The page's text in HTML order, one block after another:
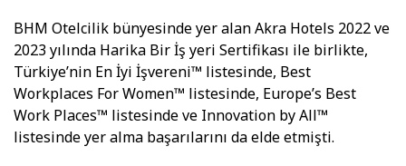
BHM Otelcilik bünyesinde yer alan Akra Hotels 2022 ve
2023 yılında Harika Bir İş yeri Sertifikası ile birlikte,
Türkiye’nin En İyi İşvereni™ listesinde, Best
Workplaces For Women™ listesinde, Europe’s Best
Work Places™ listesinde ve Innovation by All™
listesinde yer alma başarılarını da elde etmişti.